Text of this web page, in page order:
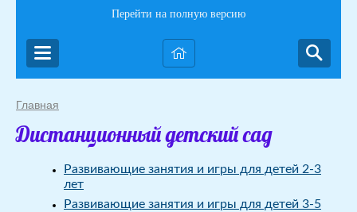
Перейти на полную версию
Главная
Дистанционный детский сад
Развивающие занятия и игры для детей 2-3
лет
Развивающие занятия и игры для детей 3-5